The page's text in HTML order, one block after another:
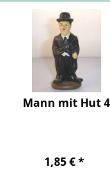
Mann mit Hut 4
1,85 € *